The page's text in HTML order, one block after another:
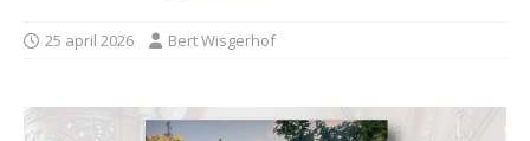
25 april 2026 Bert Wisgerhof